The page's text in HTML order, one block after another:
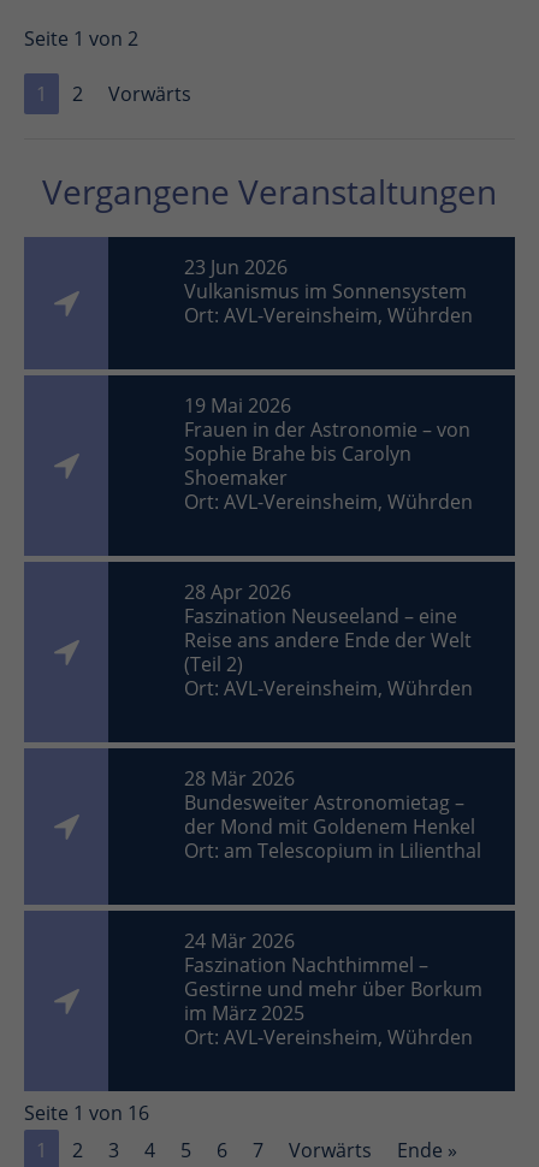
Seite 1 von 2
1 2 Vorwärts
Vergangene Veranstaltungen
23 Jun 2026
Vulkanismus im Sonnensystem
Ort: AVL-Vereinsheim, Wührden
19 Mai 2026
Frauen in der Astronomie – von
Sophie Brahe bis Carolyn
Shoemaker
Ort: AVL-Vereinsheim, Wührden
28 Apr 2026
Faszination Neuseeland – eine
Reise ans andere Ende der Welt
(Teil 2)
Ort: AVL-Vereinsheim, Wührden
28 Mär 2026
Bundesweiter Astronomietag –
der Mond mit Goldenem Henkel
Ort: am Telescopium in Lilienthal
24 Mär 2026
Faszination Nachthimmel –
Gestirne und mehr über Borkum
im März 2025
Ort: AVL-Vereinsheim, Wührden
Seite 1 von 16
1
2 3 4 5 6 7 Vorwärts Ende »